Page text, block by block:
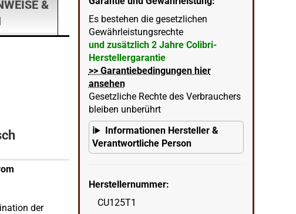
Es bestehen die gesetzlichen
Gewährleistungsrechte
und zusätzlich 2 Jahre Colibri-
Herstellergarantie
>> Garantiebedingungen hier
ansehen
Gesetzliche Rechte des Verbrauchers
bleiben unberührt
Informationen Hersteller &
Verantwortliche Person
Herstellernummer:
CU125T1
&
der